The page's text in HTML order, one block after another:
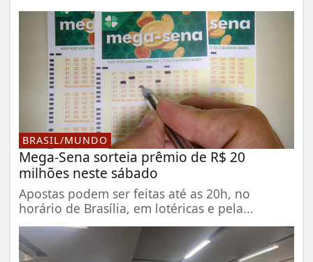
BRASIL/MUNDO
Mega-Sena sorteia prêmio de R$ 20
milhões neste sábado
Apostas podem ser feitas até as 20h, no
horário de Brasília, em lotéricas e pela...